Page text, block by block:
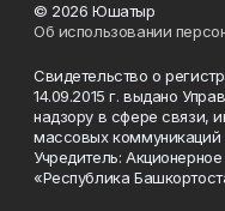
© 2026 Юшатыр
Об использовании
Свидетельство о
14.09.2015 г. выдано
надзору в сфере связи,
массовых коммуникаций
Учредитель:
«Республика